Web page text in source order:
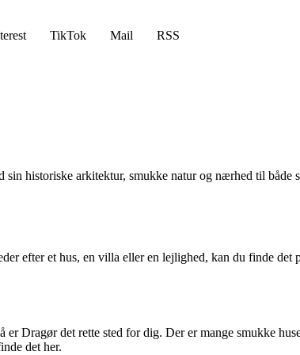
TikTok Mail RSS
historiske arkitektur, smukke natur og nærhed til
efter et hus, en villa eller en lejlighed, kan du finde
Dragør det rette sted for dig. Der er mange smukke
det her.